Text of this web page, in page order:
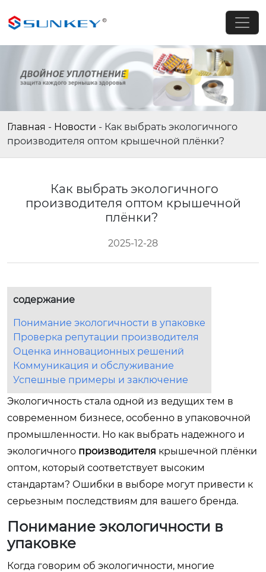
Главная - Новости - Как выбрать экологичного
производителя оптом крышечной плёнки?
Как выбрать экологичного
производителя оптом крышечной
плёнки?
2025-12-28
содержание
Понимание экологичности в упаковке
Проверка репутации производителя
Оценка инновационных решений
Коммуникация и обслуживание
Успешные примеры и заключение
Экологичность стала одной из ведущих тем в
современном бизнесе, особенно в упаковочной
промышленности. Но как выбрать надежного и
экологичного производителя крышечной плёнки
оптом, который соответствует высоким
стандартам? Ошибки в выборе могут привести к
серьезным последствиям для вашего бренда.
Понимание экологичности в
упаковке
Когда говорим об экологичности, многие